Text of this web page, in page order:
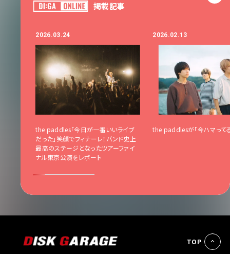
掲載記事
2026.03.24
the paddles「今日が一番いいライブ
だった」笑顔でフィナーレ！バンド史上
最高のステージとなったツアーファイ
ナル東京公演をレポート
2026.02.13
the paddlesが「今ハマって
TOP